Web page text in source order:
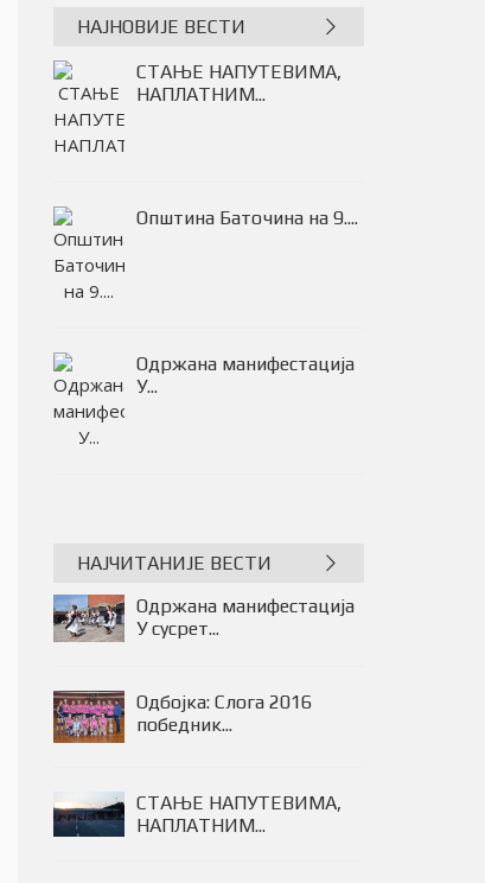
НАЈНОВИЈЕ ВЕСТИ
Одбојка: Слога 2016
победник...
Општина Баточина на 9....
НАЈЧИТАНИЈЕ ВЕСТИ
Одржана манифестација
У сусрет...
Одбојка: Слога 2016
победник...
СТАЊЕ НАПУТЕВИМА,
НАПЛАТНИМ...